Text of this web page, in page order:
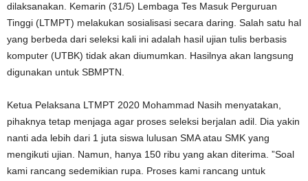
dilaksanakan. Kemarin (31/5) Lembaga Tes Masuk Perguruan
Tinggi (LTMPT) melakukan sosialisasi secara daring. Salah satu hal
yang berbeda dari seleksi kali ini adalah hasil ujian tulis berbasis
komputer (UTBK) tidak akan diumumkan. Hasilnya akan langsung
digunakan untuk SBMPTN.
Ketua Pelaksana LTMPT 2020 Mohammad Nasih menyatakan,
pihaknya tetap menjaga agar proses seleksi berjalan adil. Dia yakin
nanti ada lebih dari 1 juta siswa lulusan SMA atau SMK yang
mengikuti ujian. Namun, hanya 150 ribu yang akan diterima. ”Soal
kami rancang sedemikian rupa. Proses kami rancang untuk